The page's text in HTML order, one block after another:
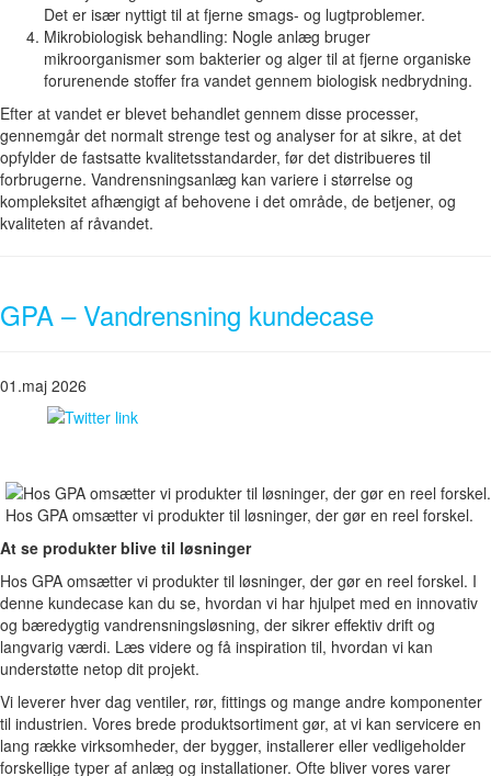
Det er især nyttigt til at fjerne smags- og lugtproblemer.
Mikrobiologisk behandling: Nogle anlæg bruger
mikroorganismer som bakterier og alger til at fjerne organiske
forurenende stoffer fra vandet gennem biologisk nedbrydning.
Efter at vandet er blevet behandlet gennem disse processer,
gennemgår det normalt strenge test og analyser for at sikre, at det
opfylder de fastsatte kvalitetsstandarder, før det distribueres til
forbrugerne. Vandrensningsanlæg kan variere i størrelse og
kompleksitet afhængigt af behovene i det område, de betjener, og
kvaliteten af råvandet.
GPA – Vandrensning kundecase
01.maj 2026
Hos GPA omsætter vi produkter til løsninger, der gør en reel forskel.
At se produkter blive til løsninger
Hos GPA omsætter vi produkter til løsninger, der gør en reel forskel. I
denne kundecase kan du se, hvordan vi har hjulpet med en innovativ
og bæredygtig vandrensningsløsning, der sikrer effektiv drift og
langvarig værdi. Læs videre og få inspiration til, hvordan vi kan
understøtte netop dit projekt.
Vi leverer hver dag ventiler, rør, fittings og mange andre komponenter
til industrien. Vores brede produktsortiment gør, at vi kan servicere en
lang række virksomheder, der bygger, installerer eller vedligeholder
forskellige typer af anlæg og installationer. Ofte bliver vores varer